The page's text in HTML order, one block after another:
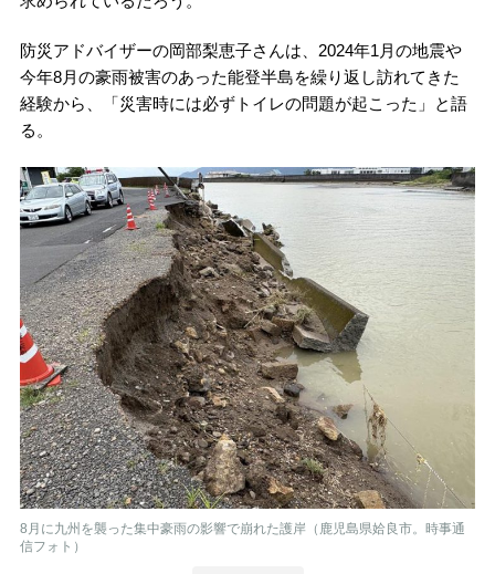
防災アドバイザーの岡部梨恵子さんは、2024年1月の地震や
今年8月の豪雨被害のあった能登半島を繰り返し訪れてきた
経験から、「災害時には必ずトイレの問題が起こった」と語
る。
8月に九州を襲った集中豪雨の影響で崩れた護岸（鹿児島県姶良市。時事通
信フォト）